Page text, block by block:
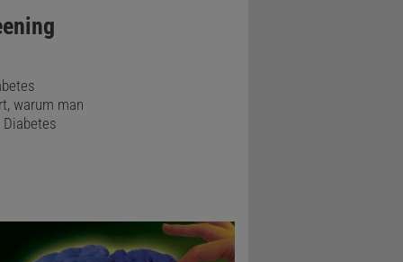
–
die
die
I-Diabetes
warum man